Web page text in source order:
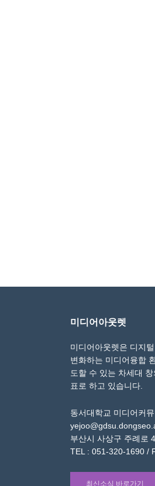
미디어아웃렛
미디어아웃렛은 디지
변화하는 미디어융합
도할 수 있는 차세대
표로 하고 있습니다.
동서대학교 미디어커
부산시 사상구 주례로
TEL : 051-320-1690 /
최신소식 바로가기